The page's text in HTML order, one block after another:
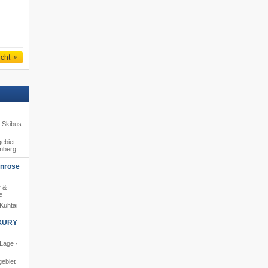
Skibus
&
·